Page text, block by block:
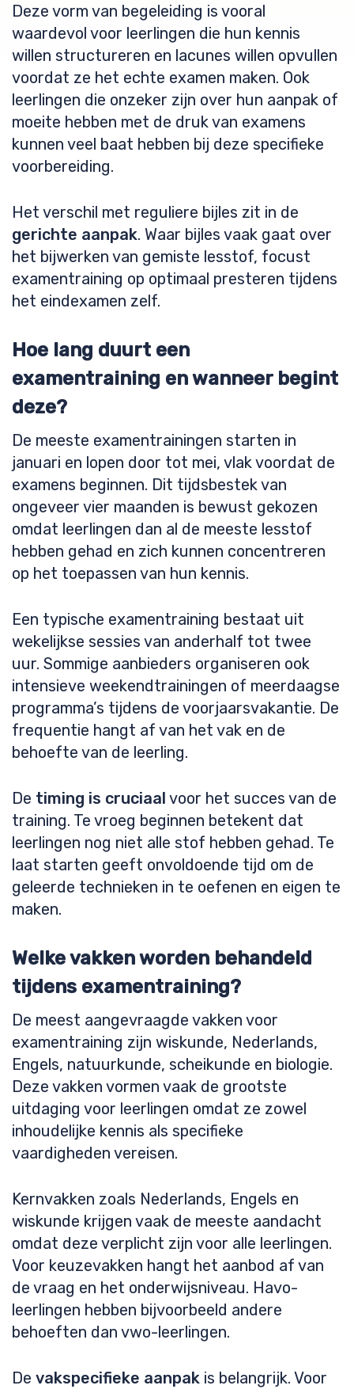
Deze vorm van begeleiding is vooral
waardevol voor leerlingen die hun kennis
willen structureren en lacunes willen opvullen
voordat ze het echte examen maken. Ook
leerlingen die onzeker zijn over hun aanpak of
moeite hebben met de druk van examens
kunnen veel baat hebben bij deze specifieke
voorbereiding.
Het verschil met reguliere bijles zit in de
gerichte aanpak. Waar bijles vaak gaat over
het bijwerken van gemiste lesstof, focust
examentraining op optimaal presteren tijdens
het eindexamen zelf.
Hoe lang duurt een
examentraining en wanneer begint
deze?
De meeste examentrainingen starten in
januari en lopen door tot mei, vlak voordat de
examens beginnen. Dit tijdsbestek van
ongeveer vier maanden is bewust gekozen
omdat leerlingen dan al de meeste lesstof
hebben gehad en zich kunnen concentreren
op het toepassen van hun kennis.
Een typische examentraining bestaat uit
wekelijkse sessies van anderhalf tot twee
uur. Sommige aanbieders organiseren ook
intensieve weekendtrainingen of meerdaagse
programma’s tijdens de voorjaarsvakantie. De
frequentie hangt af van het vak en de
behoefte van de leerling.
De timing is cruciaal voor het succes van de
training. Te vroeg beginnen betekent dat
leerlingen nog niet alle stof hebben gehad. Te
laat starten geeft onvoldoende tijd om de
geleerde technieken in te oefenen en eigen te
maken.
Welke vakken worden behandeld
tijdens examentraining?
De meest aangevraagde vakken voor
examentraining zijn wiskunde, Nederlands,
Engels, natuurkunde, scheikunde en biologie.
Deze vakken vormen vaak de grootste
uitdaging voor leerlingen omdat ze zowel
inhoudelijke kennis als specifieke
vaardigheden vereisen.
Kernvakken zoals Nederlands, Engels en
wiskunde krijgen vaak de meeste aandacht
omdat deze verplicht zijn voor alle leerlingen.
Voor keuzevakken hangt het aanbod af van
de vraag en het onderwijsniveau. Havo-
leerlingen hebben bijvoorbeeld andere
behoeften dan vwo-leerlingen.
De vakspecifieke aanpak is belangrijk. Voor